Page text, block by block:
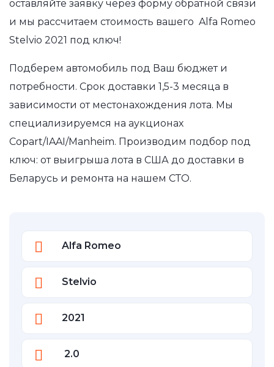
оставляйте заявку через форму обратной связи
и мы рассчитаем стоимость вашего Alfa Romeo
Stelvio 2021 под ключ!
Подберем автомобиль под Ваш бюджет и
потребности. Срок доставки 1,5-3 месяца в
зависимости от местонахождения лота. Мы
специализируемся на аукционах
Copart/IAAI/Manheim. Производим подбор под
ключ: от выигрыша лота в США до доставки в
Беларусь и ремонта на нашем СТО.
Alfa Romeo
Stelvio
2021
2.0